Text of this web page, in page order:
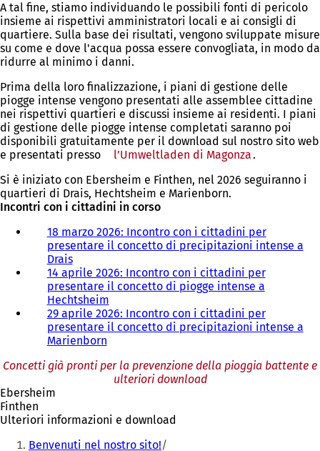
A tal fine, stiamo individuando le possibili fonti di pericolo
insieme ai rispettivi amministratori locali e ai consigli di
quartiere. Sulla base dei risultati, vengono sviluppate misure
su come e dove l'acqua possa essere convogliata, in modo da
ridurre al minimo i danni.
Prima della loro finalizzazione, i piani di gestione delle
piogge intense vengono presentati alle assemblee cittadine
nei rispettivi quartieri e discussi insieme ai residenti. I piani
di gestione delle piogge intense completati saranno poi
disponibili gratuitamente per il download sul nostro sito web
e presentati presso
l’Umweltladen di Magonza.
Si è iniziato con Ebersheim e Finthen, nel 2026 seguiranno i
quartieri di Drais, Hechtsheim e Marienborn.
Incontri con i cittadini in corso
18 marzo 2026: Incontro con i cittadini per
presentare il concetto di precipitazioni intense a
Drais
14 aprile 2026: Incontro con i cittadini per
presentare il concetto di piogge intense a
Hechtsheim
29 aprile 2026: Incontro con i cittadini per
presentare il concetto di precipitazioni intense a
Marienborn
Concetti già pronti per la prevenzione della pioggia battente e
ulteriori download
Ebersheim
Finthen
Ulteriori informazioni e download
SieteBenvenuti nel nostro sito!